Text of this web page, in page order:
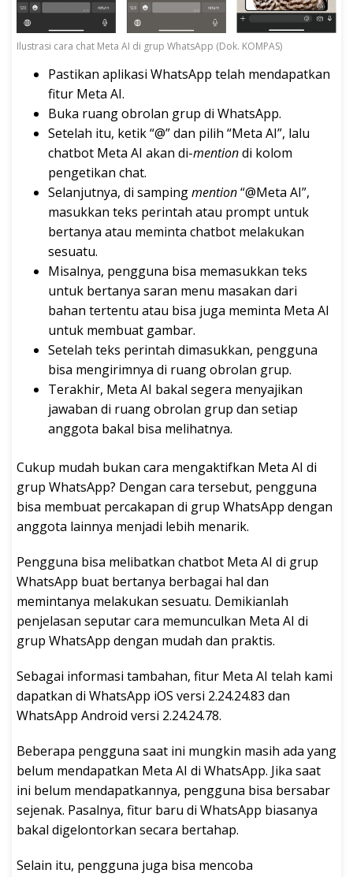
Ilustrasi cara chat Meta AI di grup WhatsApp (Dok. KOMPAS)
Pastikan aplikasi WhatsApp telah mendapatkan
fitur Meta AI.
Buka ruang obrolan grup di WhatsApp.
Setelah itu, ketik “@” dan pilih “Meta AI”, lalu
chatbot Meta AI akan di-mentiondi kolom
pengetikan chat.
Selanjutnya, di sampingmention“@Meta AI”,
masukkan teks perintah atau prompt untuk
bertanya atau meminta chatbot melakukan
sesuatu.
Misalnya, pengguna bisa memasukkan teks
untuk bertanya saran menu masakan dari
bahan tertentu atau bisa juga meminta Meta AI
untuk membuat gambar.
Setelah teks perintah dimasukkan, pengguna
bisa mengirimnya di ruang obrolan grup.
Terakhir, Meta AI bakal segera menyajikan
jawaban di ruang obrolan grup dan setiap
anggota bakal bisa melihatnya.
Cukup mudah bukan cara mengaktifkan Meta AI di
grup WhatsApp? Dengan cara tersebut, pengguna
bisa membuat percakapan di grup WhatsApp dengan
anggota lainnya menjadi lebih menarik.
Pengguna bisa melibatkan chatbot Meta AI di grup
WhatsApp buat bertanya berbagai hal dan
memintanya melakukan sesuatu. Demikianlah
penjelasan seputar cara memunculkan Meta AI di
grup WhatsApp dengan mudah dan praktis.
Sebagai informasi tambahan, fitur Meta AI telah kami
dapatkan di WhatsApp iOS versi 2.24.24.83 dan
WhatsApp Android versi 2.24.24.78.
Beberapa pengguna saat ini mungkin masih ada yang
belum mendapatkan Meta AI di WhatsApp. Jika saat
ini belum mendapatkannya, pengguna bisa bersabar
sejenak. Pasalnya, fitur baru di WhatsApp biasanya
bakal digelontorkan secara bertahap.
Selain itu, pengguna juga bisa mencoba